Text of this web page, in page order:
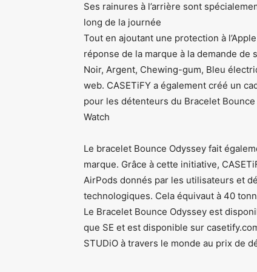
Ses rainures à l’arrière sont
long de la journée
Tout en ajoutant une protection à
réponse de la marque à la demande de
Noir, Argent, Chewing-gum, Bleu
web. CASETiFY a également créé un
pour les détenteurs du Bracelet Bounce
Watch
Le bracelet Bounce Odyssey fait
marque. Grâce à cette initiative,
AirPods donnés par les utilisateurs et
technologiques. Cela équivaut à 40
Le Bracelet Bounce Odyssey est
que SE et est disponible sur
STUDiO à travers le monde au prix de